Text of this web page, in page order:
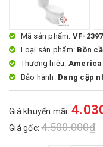
Mã sản phẩm: VF-
Loại sản phẩm: Bồn
Thương hiệu:
Bảo hành: Đang cập
Giá khuyến mãi:
Giá gốc:4.500.000₫